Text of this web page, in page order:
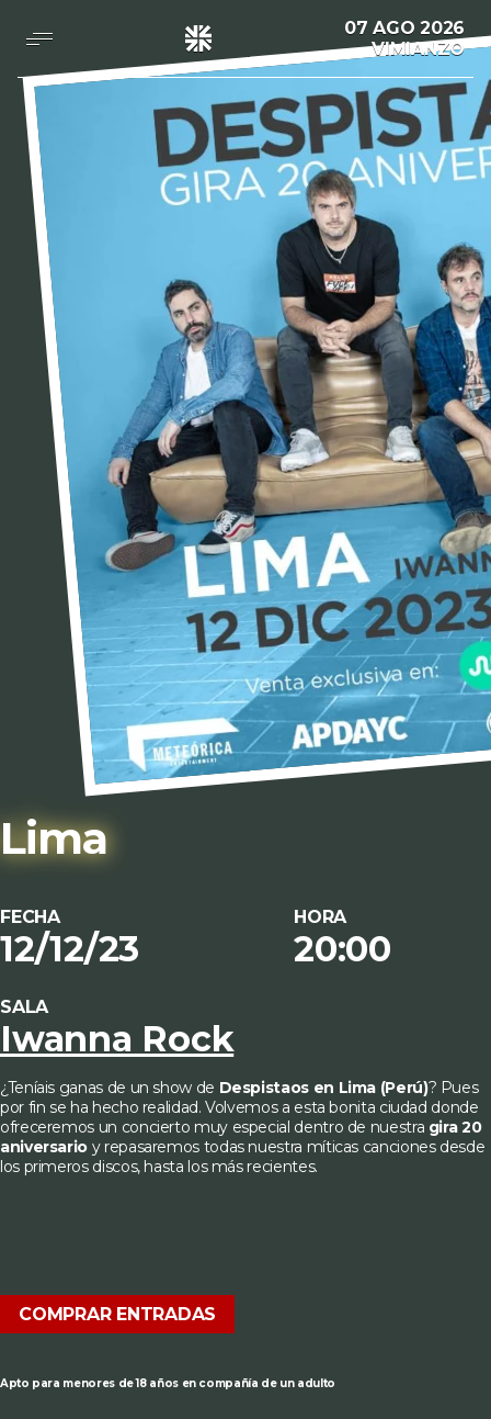
contenido
Despistaos
07 AGO 2026
VIMIANZO
Lima
FECHA
12/12/23
HORA
20:00
SALA
Iwanna Rock
¿Teníais ganas de un show de Despistaos en Lima (Perú)? Pues
por fin se ha hecho realidad. Volvemos a esta bonita ciudad donde
ofreceremos un concierto muy especial dentro de nuestra gira 20
aniversario y repasaremos todas nuestra míticas canciones desde
los primeros discos, hasta los más recientes.
COMPRAR ENTRADAS
Apto para menores de 18 años en compañía de un adulto